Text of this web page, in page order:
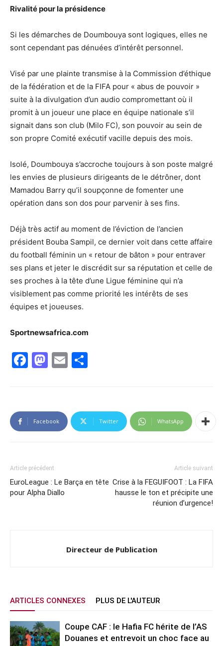
Rivalité pour la présidence
Si les démarches de Doumbouya sont logiques, elles ne
sont cependant pas dénuées d’intérêt personnel.
Visé par une plainte transmise à la Commission d’éthique
de la fédération et de la FIFA pour « abus de pouvoir »
suite à la divulgation d’un audio compromettant où il
promit à un joueur une place en équipe nationale s’il
signait dans son club (Milo FC), son pouvoir au sein de
son propre Comité exécutif vacille depuis des mois.
Isolé, Doumbouya s’accroche toujours à son poste malgré
les envies de plusieurs dirigeants de le détrôner, dont
Mamadou Barry qu’il soupçonne de fomenter une
opération dans son dos pour parvenir à ses fins.
Déjà très actif au moment de l’éviction de l’ancien
président Bouba Sampil, ce dernier voit dans cette affaire
du football féminin un « retour de bâton » pour entraver
ses plans et jeter le discrédit sur sa réputation et celle de
ses proches à la tête d’une Ligue féminine qui n’a
visiblement pas comme priorité les intérêts de ses
équipes et joueuses.
Sportnewsafrica.com
Facebook
Mastodon
Email
Facebook Twitter WhatsApp
Article précédent
EuroLeague : Le Barça en tête
pour Alpha Diallo
Article suivant
Crise à la FEGUIFOOT : La FIFA
hausse le ton et précipite une
réunion d’urgence!
Directeur de Publication
ARTICLES CONNEXES PLUS DE L'AUTEUR
Coupe CAF : le Hafia FC hérite de l’AS
Douanes et entrevoit un choc face au